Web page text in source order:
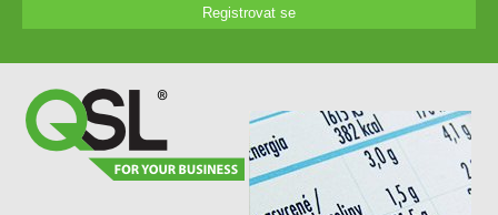
Registrovat se